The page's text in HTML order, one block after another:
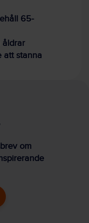
65-
åldrar
att stanna
om